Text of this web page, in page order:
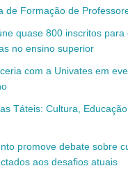
de Formação de
quase 800 inscritos para
no ensino superior
com a Univates em
Táteis: Cultura,
promove debate sobre
aos desafios atuais